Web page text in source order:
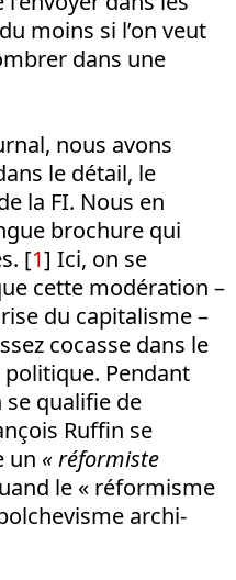
moins si l’on veut
dans une
nous avons
le détail, le
la FI. Nous en
brochure qui
[1] Ici, on se
cette modération –
du capitalisme –
cocasse dans le
Pendant
se qualifie de
Ruffin se
un « réformiste
le « réformisme
archi-